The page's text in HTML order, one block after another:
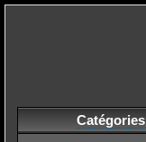
Catégories